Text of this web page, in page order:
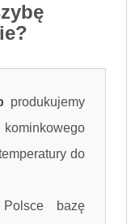
produkujemy
do
bazę